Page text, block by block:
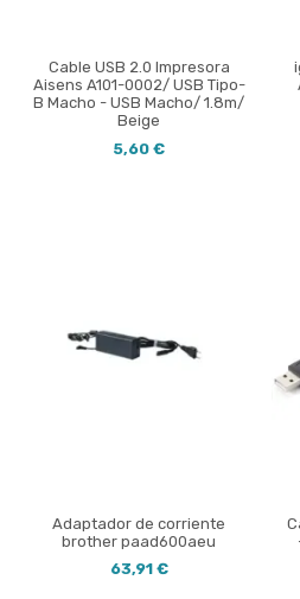
Cable USB 2.0 Impresora
Aisens A101-0002/ USB Tipo-
B Macho - USB Macho/ 1.8m/
Beige
5,60 €
Adaptador de corriente
brother paad600aeu
63,91 €